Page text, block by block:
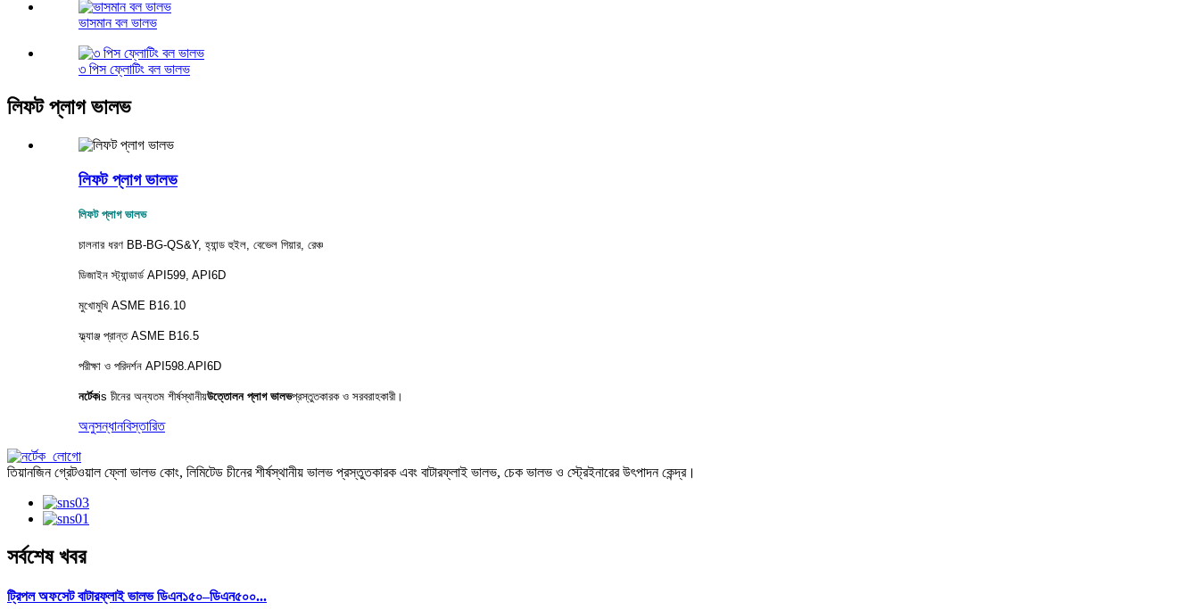
ভাসমান বল ভালভ
৩ পিস ফ্লোটিং বল ভালভ
লিফট প্লাগ ভালভ
লিফট প্লাগ ভালভ
লিফট প্লাগ ভালভ
চালনার ধরণ BB-BG-QS&Y, হ্যান্ড হুইল, বেভেল গিয়ার, রেঞ্চ
ডিজাইন স্ট্যান্ডার্ড API599, API6D
মুখোমুখি ASME B16.10
ফ্ল্যাঞ্জ প্রান্ত ASME B16.5
পরীক্ষা ও পরিদর্শন API598.API6D
নর্টেকis চীনের অন্যতম শীর্ষস্থানীয়উত্তোলন প্লাগ ভালভপ্রস্তুতকারক ও সরবরাহকারী।
অনুসন্ধানবিস্তারিত
তিয়ানজিন গ্রেটওয়াল ফ্লো ভালভ কোং, লিমিটেড চীনের শীর্ষস্থানীয় ভালভ প্রস্তুতকারক এবং বাটারফ্লাই ভালভ, চেক ভালভ ও স্ট্রেইনারের উৎপাদন কেন্দ্র।
সর্বশেষ খবর
ট্রিপল অফসেট বাটারফ্লাই ভালভ ডিএন১৫০–ডিএন৫০০...